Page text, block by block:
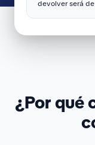
devolver será
¿Por qué